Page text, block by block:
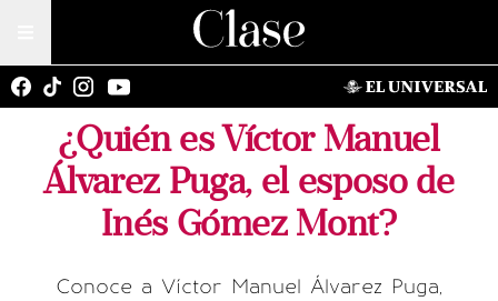
¿Quién es Víctor Manuel
Álvarez Puga, el esposo de
Inés Gómez Mont?
Conoce a Víctor Manuel Álvarez Puga,